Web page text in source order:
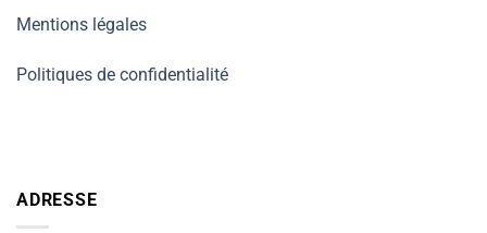
Mentions légales
Politiques de confidentialité
ADRESSE